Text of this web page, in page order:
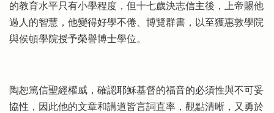
的教育水平只有小學程度，但十七歲決志信主後，上帝賜他
過人的智慧，他變得好學不倦、博覽群書，以至獲惠敦學院
與侯頓學院授予榮譽博士學位。
陶恕篤信聖經權威，確認耶穌基督的福音的必須性與不可妥
協性，因此他的文章和講道皆言詞直率，觀點清晰，又勇於